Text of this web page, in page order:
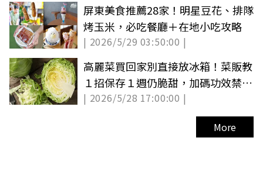
屏東美食推薦28家！明星豆花、排隊
烤玉米，必吃餐廳＋在地小吃攻略
| 2026/5/29 03:50:00 |
高麗菜買回家別直接放冰箱！菜販教
１招保存１週仍脆甜，加碼功效禁忌
料理法
| 2026/5/28 17:00:00 |
More